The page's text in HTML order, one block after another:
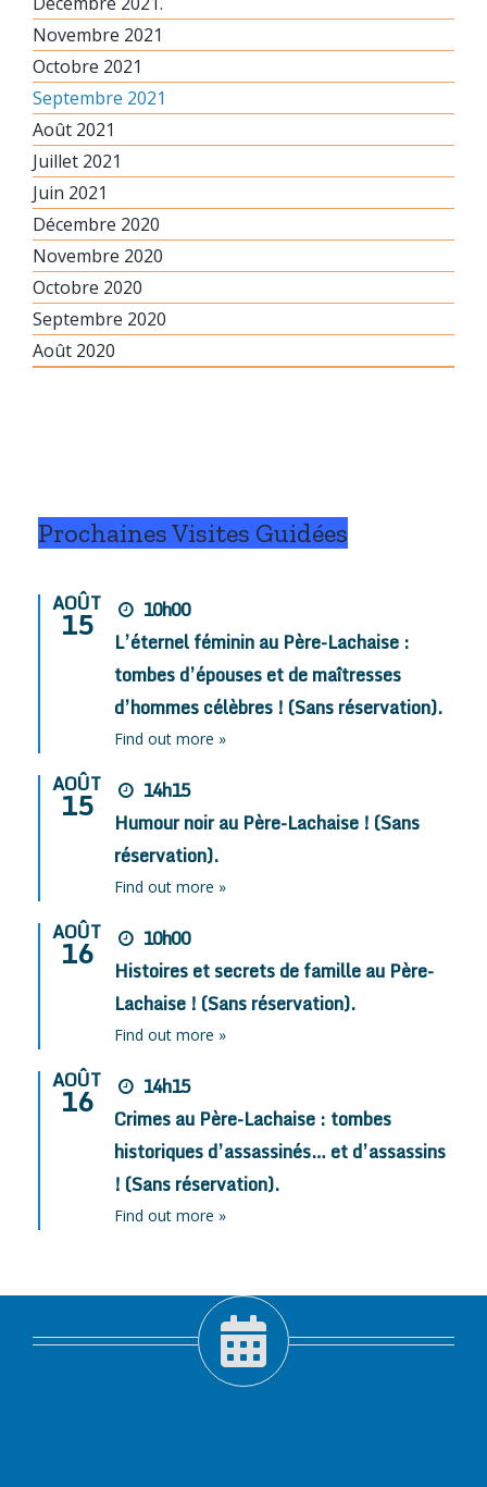
Novembre 2021
Octobre 2021
Septembre 2021
Août 2021
Juillet 2021
Juin 2021
Décembre 2020
Novembre 2020
Octobre 2020
Septembre 2020
Août 2020
Prochaines Visites Guidées
AOÛT
15
10h00
L’éternel féminin au Père-Lachaise :
tombes d’épouses et de maîtresses
d’hommes célèbres ! (Sans réservation).
Find out more »
AOÛT
15
14h15
Humour noir au Père-Lachaise ! (Sans
réservation).
Find out more »
AOÛT
16
10h00
Histoires et secrets de famille au Père-
Lachaise ! (Sans réservation).
Find out more »
AOÛT
16
14h15
Crimes au Père-Lachaise : tombes
historiques d’assassinés… et d’assassins
! (Sans réservation).
Find out more »